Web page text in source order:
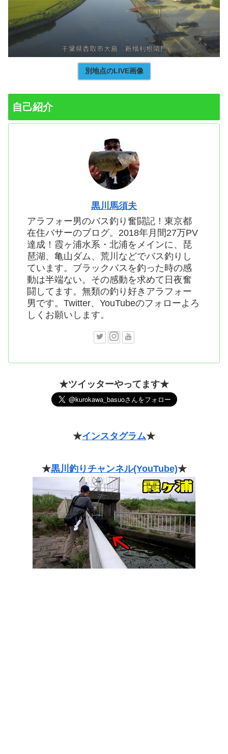
別地点のLIVE画像
自己紹介
黒川馬須夫
アラフォー男のバス釣り奮闘記！東京都
在住バサーのブログ。2018年月間27万PV
達成！霞ヶ浦水系・北浦をメインに、琵
琶湖、亀山ダム、荒川などでバス釣りし
ています。ブラックバスを釣った時の感
動は半端ない。その感動を求めて日夜奮
闘してます。無類の釣り好きアラフォー
男です。Twitter、YouTubeのフォローよろ
しくお願いします。
★ツイッターやってます★
★インスタグラム★
★黒川釣りチャンネル(YouTube)★